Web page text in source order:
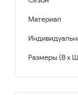
Материал
Размеры (В x